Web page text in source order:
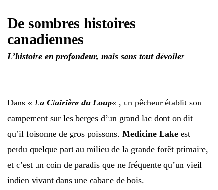
De sombres histoires
canadiennes
L’histoire en profondeur, mais sans tout dévoiler
Dans « La Clairière du Loup« , un pêcheur établit son
campement sur les berges d’un grand lac dont on dit
qu’il foisonne de gros poissons. Medicine Lake est
perdu quelque part au milieu de la grande forêt primaire,
et c’est un coin de paradis que ne fréquente qu’un vieil
indien vivant dans une cabane de bois.